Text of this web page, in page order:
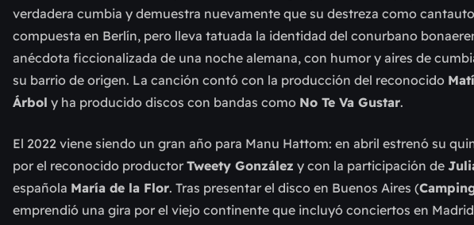
verdadera cumbia y demuestra nuevamente que su destreza como
compuesta en Berlín, pero lleva tatuada la identidad del conurbano
anécdota ficcionalizada de una noche alemana, con humor y aires de
su barrio de origen. La canción contó con la producción del reconocido
Árbol y ha producido discos con bandas como No Te Va Gustar.
El 2022 viene siendo un gran año para Manu Hattom: en abril estrenó su
por el reconocido productor Tweety González y con la participación de
española María de la Flor. Tras presentar el disco en Buenos Aires (
emprendió una gira por el viejo continente que incluyó conciertos en